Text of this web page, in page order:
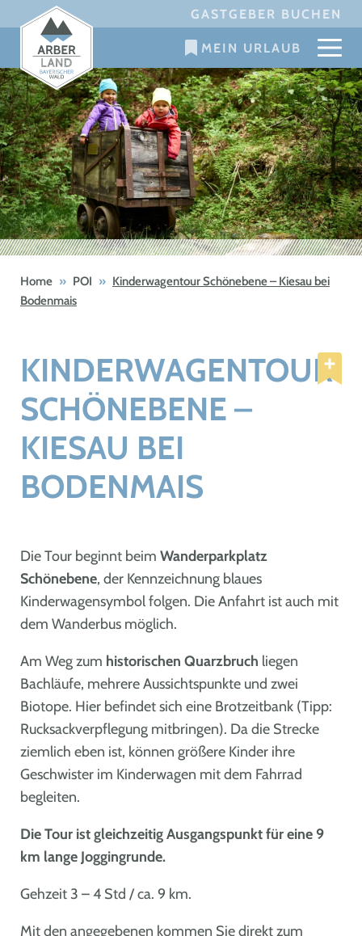
to
content
GASTGEBER BUCHEN
MEIN URLAUB
Home » POI » Kinderwagentour Schönebene – Kiesau bei
Bodenmais
KINDERWAGENTOUR
SCHÖNEBENE –
KIESAU BEI
BODENMAIS
Die Tour beginnt beim Wanderparkplatz
Schönebene, der Kennzeichnung blaues
Kinderwagensymbol folgen. Die Anfahrt ist auch mit
dem Wanderbus möglich.
Am Weg zum historischen Quarzbruch liegen
Bachläufe, mehrere Aussichtspunkte und zwei
Biotope. Hier befindet sich eine Brotzeitbank (Tipp:
Rucksackverpflegung mitbringen). Da die Strecke
ziemlich eben ist, können größere Kinder ihre
Geschwister im Kinderwagen mit dem Fahrrad
begleiten.
Die Tour ist gleichzeitig Ausgangspunkt für eine 9
km lange Joggingrunde.
Gehzeit 3 – 4 Std / ca. 9 km.
Mit den angegebenen kommen Sie direkt zum